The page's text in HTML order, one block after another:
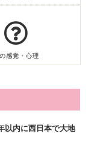
感覚・心理
以内に西日本で大地